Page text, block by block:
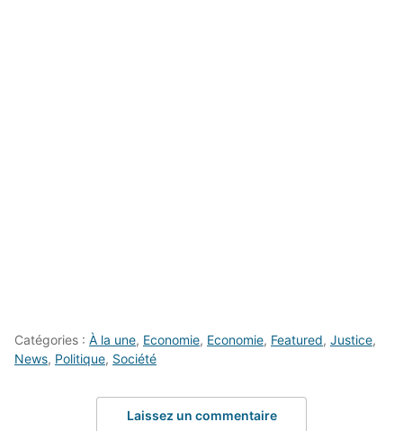
Catégories : À la une, Economie, Economie, Featured, Justice,
News, Politique, Société
Laissez un commentaire